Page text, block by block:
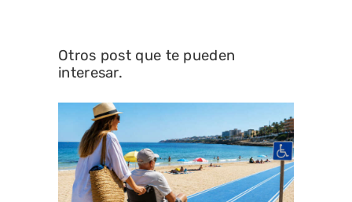
Otros post que te pueden
interesar.